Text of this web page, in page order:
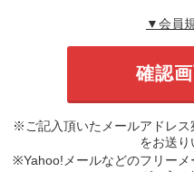
▼会員
※ご記入頂いたメールアドレ
をお送り
※Yahoo!メールなどのフリー